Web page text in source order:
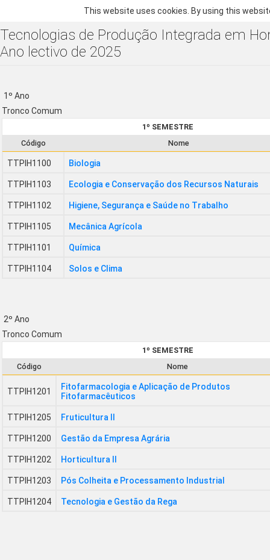
This website uses cookies. By using this
Tecnologias de Produção Integrada em
Ano lectivo de 2025
1º Ano
Tronco Comum
1º SEMESTRE
Código
Nome
TTPIH1100 Biologia
TTPIH1103 Ecologia e Conservação dos Recursos Naturais
TTPIH1102 Higiene, Segurança e Saúde no Trabalho
TTPIH1105 Mecânica Agrícola
TTPIH1101 Química
TTPIH1104 Solos e Clima
2º Ano
Tronco Comum
1º SEMESTRE
Código
Nome
TTPIH1201
Fitofarmacologia e Aplicação de Produtos
Fitofarmacêuticos
TTPIH1205 Fruticultura II
TTPIH1200 Gestão da Empresa Agrária
TTPIH1202 Horticultura II
TTPIH1203 Pós Colheita e Processamento Industrial
TTPIH1204 Tecnologia e Gestão da Rega